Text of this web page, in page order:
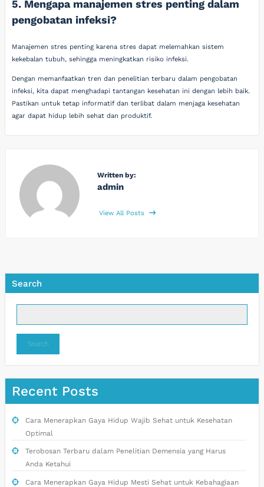
5. Mengapa manajemen stres penting dalam
pengobatan infeksi?
Manajemen stres penting karena stres dapat melemahkan sistem
kekebalan tubuh, sehingga meningkatkan risiko infeksi.
Dengan memanfaatkan tren dan penelitian terbaru dalam pengobatan
infeksi, kita dapat menghadapi tantangan kesehatan ini dengan lebih baik.
Pastikan untuk tetap informatif dan terlibat dalam menjaga kesehatan
agar dapat hidup lebih sehat dan produktif.
Written by:
admin
View All Posts
Search
Search
Recent Posts
Cara Menerapkan Gaya Hidup Wajib Sehat untuk Kesehatan
Optimal
Terobosan Terbaru dalam Penelitian Demensia yang Harus
Anda Ketahui
Cara Menerapkan Gaya Hidup Mesti Sehat untuk Kebahagiaan